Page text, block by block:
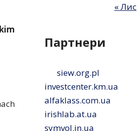
« Лис
Партнери
siew.org.pl
investcenter.km.ua
alfaklass.com.ua
irishlab.at.ua
symvol.in.ua